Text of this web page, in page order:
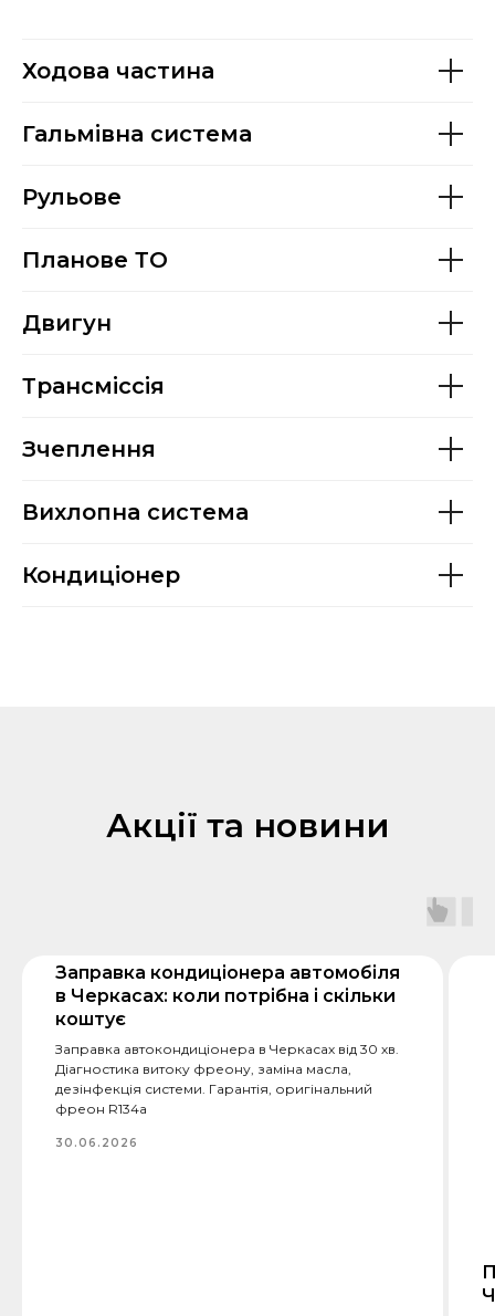
Ходова частина
Гальмівна система
Рульове
Планове ТО
Двигун
Трансміссія
Зчеплення
Вихлопна система
Кондиціонер
Акції та новини
Заправка кондиціонера автомобіля
в Черкасах: коли потрібна і скільки
коштує
Заправка автокондиціонера в Черкасах від 30 хв.
Діагностика витоку фреону, заміна масла,
дезінфекція системи. Гарантія, оригінальний
фреон R134a
30.06.2026